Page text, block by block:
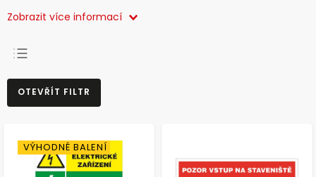
Zobrazit více informací
NEJPRODÁVANĚJŠÍ
NEJLEVNĚJŠÍ
ABECEDNĚ
OTEVŘÍT FILTR
VÝHODNÉ BALENÍ